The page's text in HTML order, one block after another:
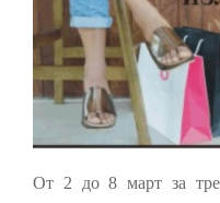
От 2 до 8 март за